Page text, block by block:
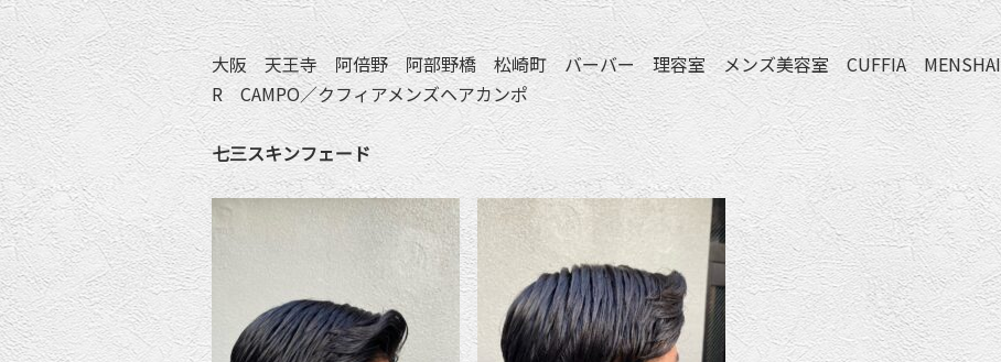
大阪 天王寺 阿倍野 阿部野橋 松崎町 バーバー 理容室 メンズ美容室 CUFFIA MENSHAI
R CAMPO／クフィアメンズヘアカンポ
七三スキンフェード